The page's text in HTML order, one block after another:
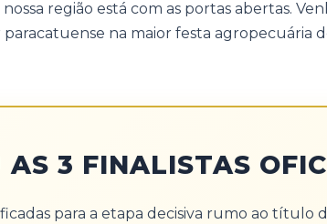
região está com as portas abertas.
na maior festa agropecuária
AS 3 FINALISTAS
para a etapa decisiva rumo ao título